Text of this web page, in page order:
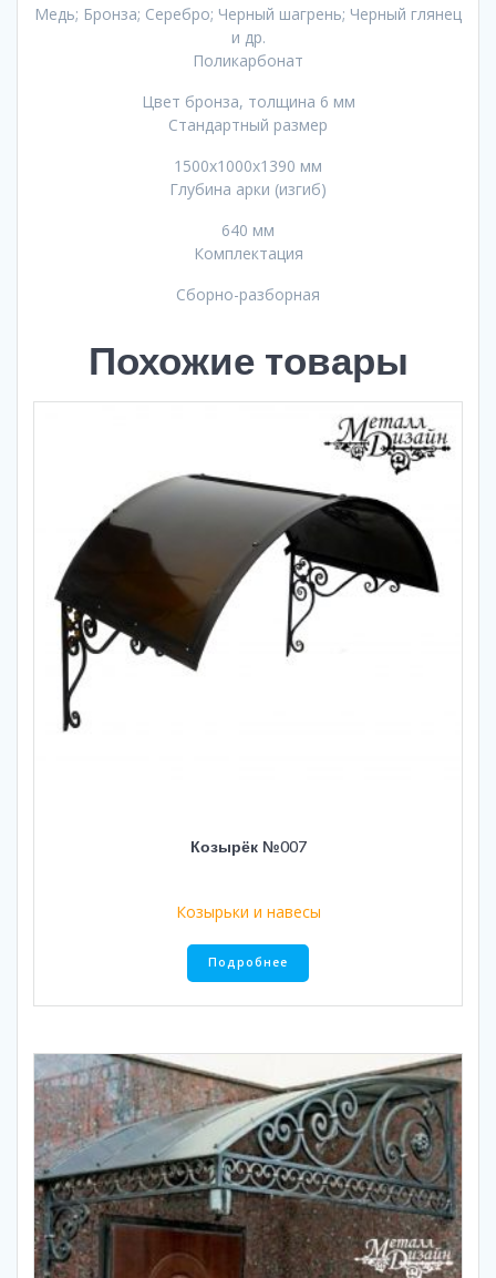
Медь; Бронза; Серебро; Черный шагрень; Черный глянец
и др.
Поликарбонат
Цвет бронза, толщина 6 мм
Стандартный размер
1500x1000x1390 мм
Глубина арки (изгиб)
640 мм
Комплектация
Сборно-разборная
Похожие товары
Козырёк №007
Козырьки и навесы
Подробнее